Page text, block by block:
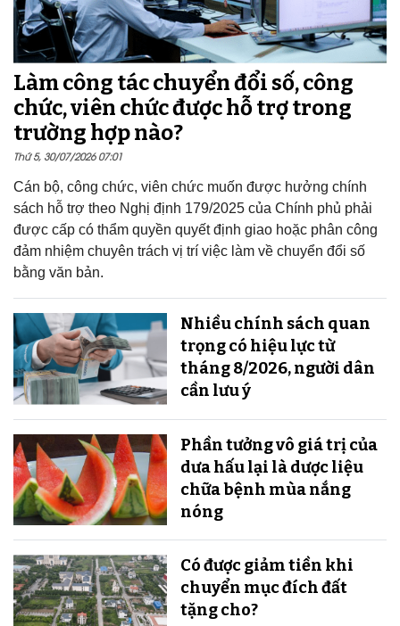
Làm công tác chuyển đổi số, công
chức, viên chức được hỗ trợ trong
trường hợp nào?
Thứ 5, 30/07/2026 07:01
Cán bộ, công chức, viên chức muốn được hưởng chính
sách hỗ trợ theo Nghị định 179/2025 của Chính phủ phải
được cấp có thẩm quyền quyết định giao hoặc phân công
đảm nhiệm chuyên trách vị trí việc làm về chuyển đổi số
bằng văn bản.
Nhiều chính sách quan
trọng có hiệu lực từ
tháng 8/2026, người dân
cần lưu ý
Phần tưởng vô giá trị của
dưa hấu lại là dược liệu
chữa bệnh mùa nắng
nóng
Có được giảm tiền khi
chuyển mục đích đất
tặng cho?